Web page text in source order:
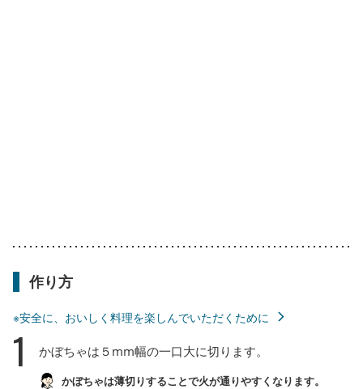
作り方
※安全に、おいしく料理を楽しんでいただくために
1 かぼちゃは５mm幅の一口大に切ります。
かぼちゃは薄切りすることで火が通りやすくなります。